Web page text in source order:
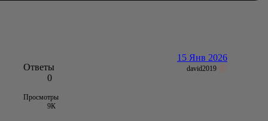
Ответы
0
Просмотры
9К
15 Янв 2026
david2019